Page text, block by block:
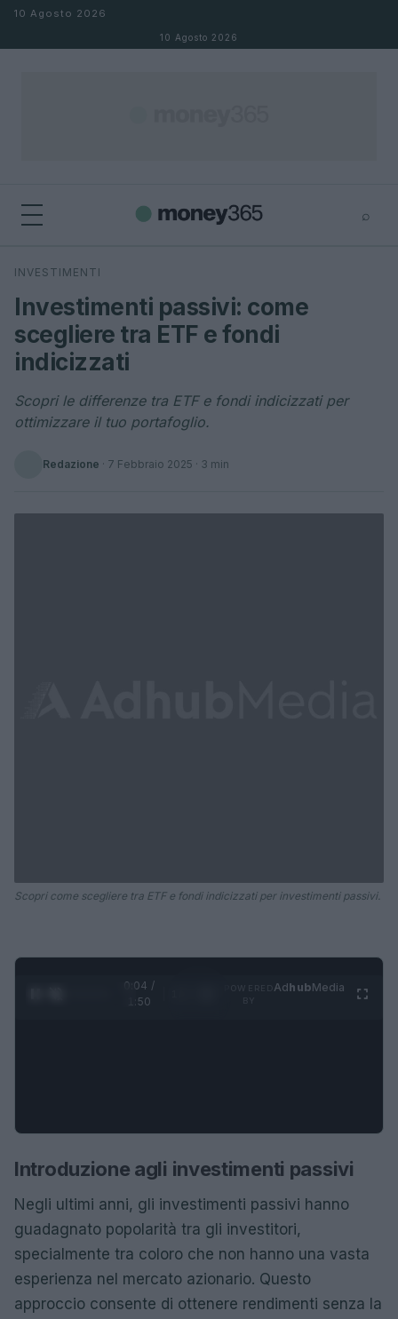
Salta al contenuto
10 Agosto 2026
10 Agosto 2026
⌕
Cerca
INVESTIMENTI
Investimenti passivi: come
scegliere tra ETF e fondi
indicizzati
Scopri le differenze tra ETF e fondi indicizzati per
ottimizzare il tuo portafoglio.
Redazione · 7 Febbraio 2025 · 3 min
Scopri come scegliere tra ETF e fondi indicizzati per investimenti passivi.
0:05 /
1:50
AdhubMedia
Introduzione agli investimenti passivi
Negli ultimi anni, gli investimenti passivi hanno
guadagnato popolarità tra gli investitori,
specialmente tra coloro che non hanno una vasta
esperienza nel mercato azionario. Questo
approccio consente di ottenere rendimenti senza la